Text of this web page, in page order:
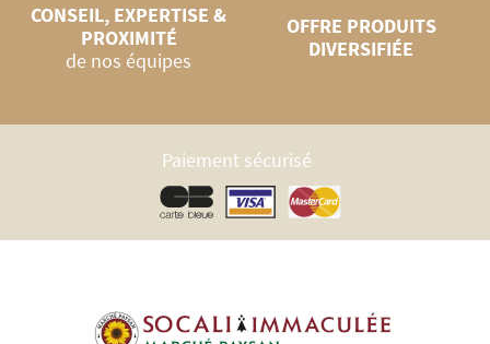
CONSEIL, EXPERTISE &
PROXIMITÉ
de nos équipes
OFFRE PRODUITS
DIVERSIFIÉE
Paiement sécurisé